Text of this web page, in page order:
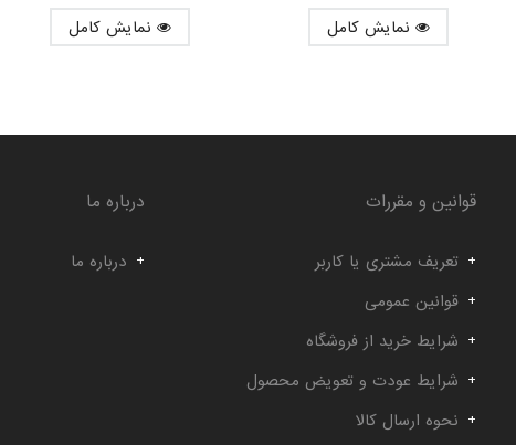
قوانین و مقررات
تعریف مشتری یا کاربر
قوانین عمومی
شرایط خرید از فروشگاه
شرایط عودت و تعویض محصول
نحوه ارسال کالا
درباره ما
درباره ما